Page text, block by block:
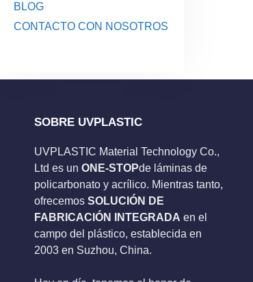
BLOG
CONTACTO CON NOSOTROS
SOBRE UVPLASTIC
UVPLASTIC Material Technology Co.,
Ltd es un ONE-STOPde láminas de
policarbonato y acrílico. Mientras tanto,
ofrecemos SOLUCIÓN DE
FABRICACIÓN INTEGRADA en el
campo del plástico, establecida en
2003 en Suzhou, China.